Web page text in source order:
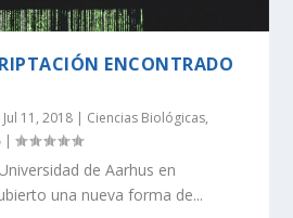
EL ÁRBOL DE LA
DE DARWIN:
REALI...
INFORMACIÓN BIOLÓGICA:
ANTINATURAL DEL
EH, ESPERA UNENCONTRADO
Jul 11, 2018 | Ciencias Biológicas,
|
de Aarhus en
una nueva forma de...